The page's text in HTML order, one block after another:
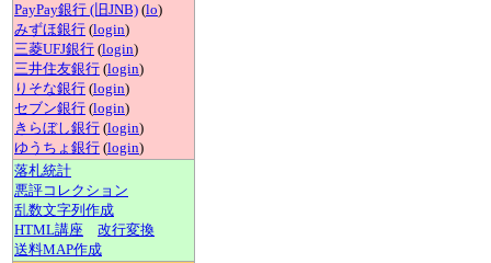
PayPay銀行 (旧JNB) (lo)
みずほ銀行 (login)
三菱UFJ銀行 (login)
三井住友銀行 (login)
りそな銀行 (login)
セブン銀行 (login)
きらぼし銀行 (login)
ゆうちょ銀行 (login)
落札統計
悪評コレクション
乱数文字列作成
HTML講座
改行変換
送料MAP作成